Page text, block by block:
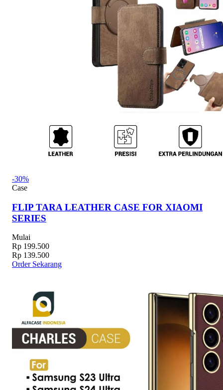
-30%
Case
FLIP TARA LEATHER CASE FOR XIAOMI
SERIES
Mulai
Rp 199.500
Rp 139.500
Order Sekarang